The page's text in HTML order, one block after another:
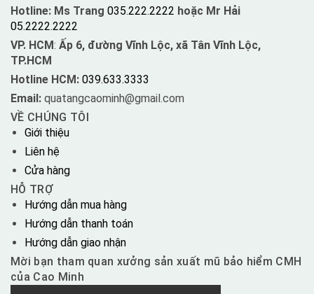
Hotline: Ms Trang 035.222.2222 hoặc Mr Hải
05.2222.2222
VP. HCM: Ấp 6, đường Vĩnh Lộc, xã Tân Vĩnh Lộc,
TP.HCM
Hotline HCM: 039.633.3333
Email: quatangcaominh@gmail.com
VỀ CHÚNG TÔI
Giới thiệu
Liên hệ
Cửa hàng
HỖ TRỢ
Hướng dẫn mua hàng
Hướng dẫn thanh toán
Hướng dẫn giao nhận
Mời bạn tham quan xưởng sản xuất mũ bảo hiểm CMH
của Cao Minh